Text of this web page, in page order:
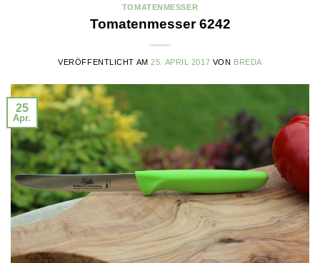
TOMATENMESSER
Tomatenmesser 6242
VERÖFFENTLICHT AM25. APRIL 2017 VON BREDA
25
Apr.